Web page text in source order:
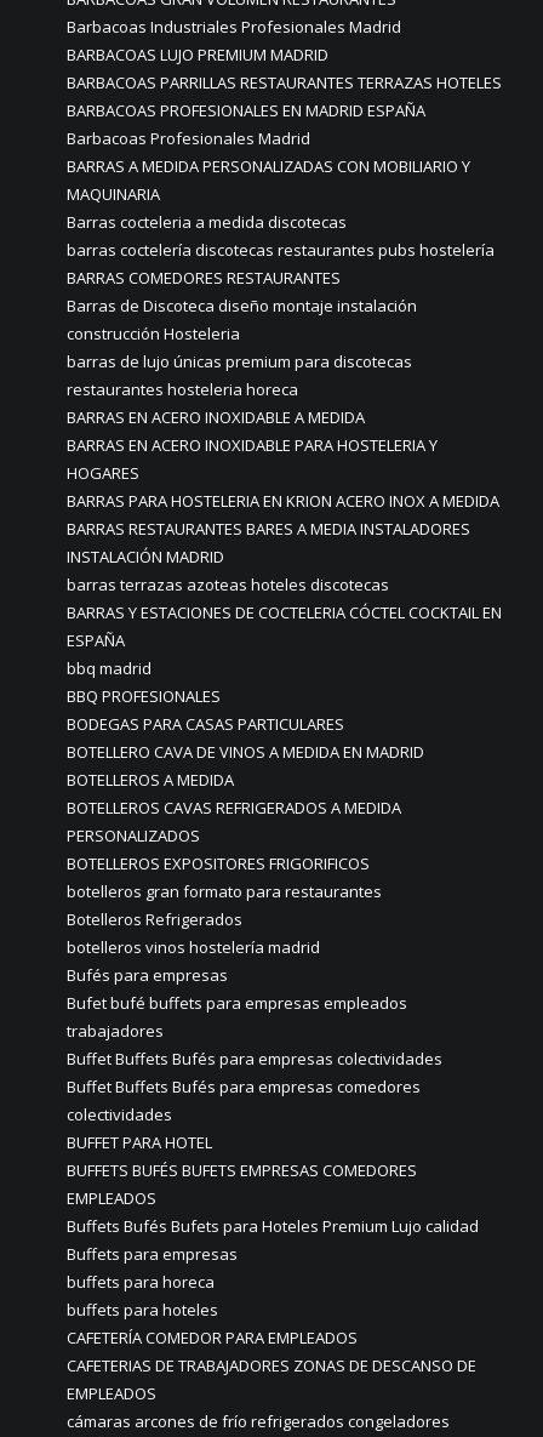
Barbacoas Industriales Profesionales Madrid
BARBACOAS LUJO PREMIUM MADRID
BARBACOAS PARRILLAS RESTAURANTES TERRAZAS HOTELES
BARBACOAS PROFESIONALES EN MADRID ESPAÑA
Barbacoas Profesionales Madrid
BARRAS A MEDIDA PERSONALIZADAS CON MOBILIARIO Y
MAQUINARIA
Barras cocteleria a medida discotecas
barras coctelería discotecas restaurantes pubs hostelería
BARRAS COMEDORES RESTAURANTES
Barras de Discoteca diseño montaje instalación
construcción Hosteleria
barras de lujo únicas premium para discotecas
restaurantes hosteleria horeca
BARRAS EN ACERO INOXIDABLE A MEDIDA
BARRAS EN ACERO INOXIDABLE PARA HOSTELERIA Y
HOGARES
BARRAS PARA HOSTELERIA EN KRION ACERO INOX A MEDIDA
BARRAS RESTAURANTES BARES A MEDIA INSTALADORES
INSTALACIÓN MADRID
barras terrazas azoteas hoteles discotecas
BARRAS Y ESTACIONES DE COCTELERIA CÓCTEL COCKTAIL EN
ESPAÑA
bbq madrid
BBQ PROFESIONALES
BODEGAS PARA CASAS PARTICULARES
BOTELLERO CAVA DE VINOS A MEDIDA EN MADRID
BOTELLEROS A MEDIDA
BOTELLEROS CAVAS REFRIGERADOS A MEDIDA
PERSONALIZADOS
BOTELLEROS EXPOSITORES FRIGORIFICOS
botelleros gran formato para restaurantes
Botelleros Refrigerados
botelleros vinos hostelería madrid
Bufés para empresas
Bufet bufé buffets para empresas empleados
trabajadores
Buffet Buffets Bufés para empresas colectividades
Buffet Buffets Bufés para empresas comedores
colectividades
BUFFET PARA HOTEL
BUFFETS BUFÉS BUFETS EMPRESAS COMEDORES
EMPLEADOS
Buffets Bufés Bufets para Hoteles Premium Lujo calidad
Buffets para empresas
buffets para horeca
buffets para hoteles
CAFETERÍA COMEDOR PARA EMPLEADOS
CAFETERIAS DE TRABAJADORES ZONAS DE DESCANSO DE
EMPLEADOS
cámaras arcones de frío refrigerados congeladores